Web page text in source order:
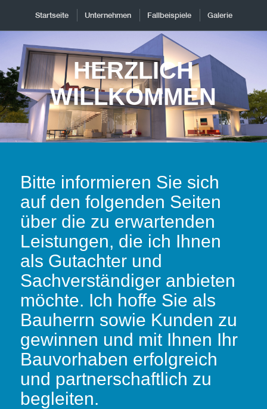
Startseite Unternehmen Fallbeispiele Galerie
HERZLICH
WILLKOMMEN
Bitte informieren Sie sich
auf den folgenden Seiten
über die zu erwartenden
Leistungen, die ich Ihnen
als Gutachter und
Sachverständiger anbieten
möchte. Ich hoffe Sie als
Bauherrn sowie Kunden zu
gewinnen und mit Ihnen Ihr
Bauvorhaben erfolgreich
und partnerschaftlich zu
begleiten.